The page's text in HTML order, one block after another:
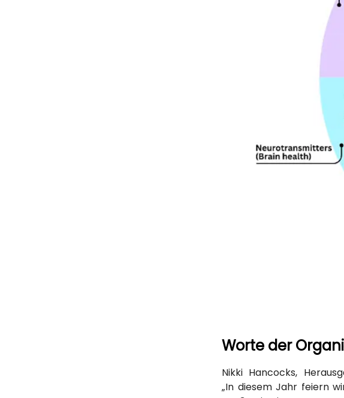
Worte der
Nikki Hancocks,
„In diesem Jahr feiern